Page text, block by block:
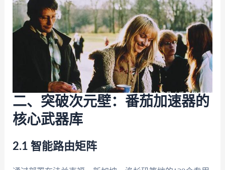
二、突破次元壁：番茄加速器的
核心武器库
2.1 智能路由矩阵